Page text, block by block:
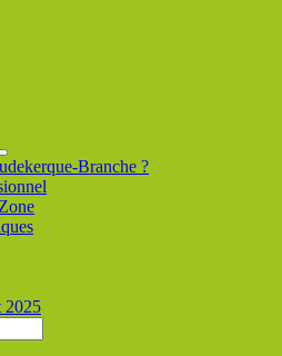
Branche ?
2025